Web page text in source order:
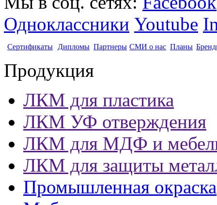
Одноклассники Youtube
Сертификаты Дипломы Партнеры СМИ о нас Планы
Продукция
ЛКМ для пластика
ЛКМ УФ отверждения
ЛКМ для МДФ и
ЛКМ для защиты
Промышленная окраска